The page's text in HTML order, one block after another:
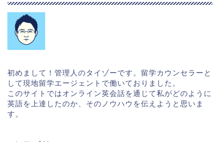
初めまして！管理人のタイゾーです。留学カウンセラーと
して現地留学エージェントで働いておりました。
このサイトではオンライン英会話を通じて私がどのように
英語を上達したのか、そのノウハウを伝えようと思いま
す。